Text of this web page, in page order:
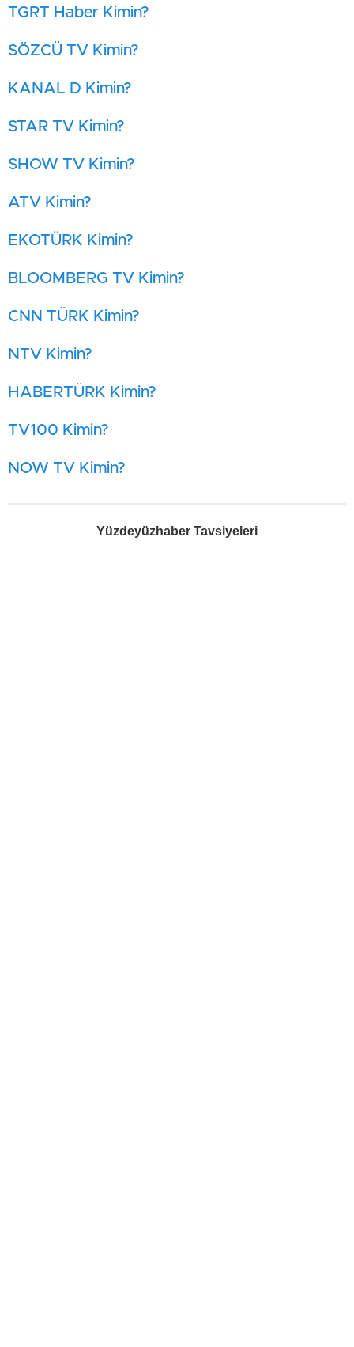
TGRT Haber Kimin?
SÖZCÜ TV Kimin?
KANAL D Kimin?
STAR TV Kimin?
SHOW TV Kimin?
ATV Kimin?
EKOTÜRK Kimin?
BLOOMBERG TV Kimin?
CNN TÜRK Kimin?
NTV Kimin?
HABERTÜRK Kimin?
TV100 Kimin?
NOW TV Kimin?
Yüzdeyüzhaber Tavsiyeleri